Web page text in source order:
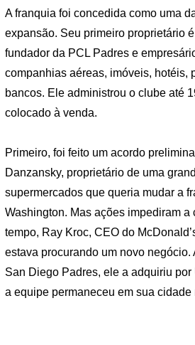
A franquia foi concedida como uma
expansão. Seu primeiro proprietário
fundador da PCL Padres e
companhias aéreas, imóveis, hotéis,
bancos. Ele administrou o clube até
colocado à venda.
Primeiro, foi feito um acordo
Danzansky, proprietário de uma
supermercados que queria mudar a
Washington. Mas ações impediram a
tempo, Ray Kroc, CEO do
estava procurando um novo negócio.
San Diego Padres, ele a adquiriu
a equipe permaneceu em sua cidade